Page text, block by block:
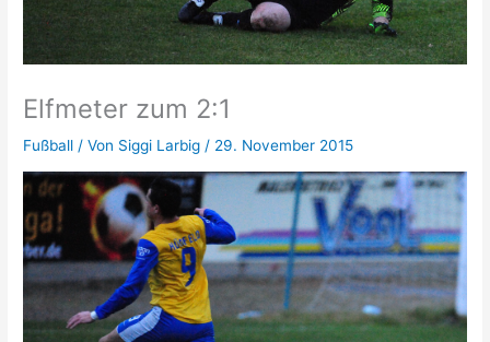
Elfmeter zum 2:1
Fußball / Von Siggi Larbig/ 29. November 2015